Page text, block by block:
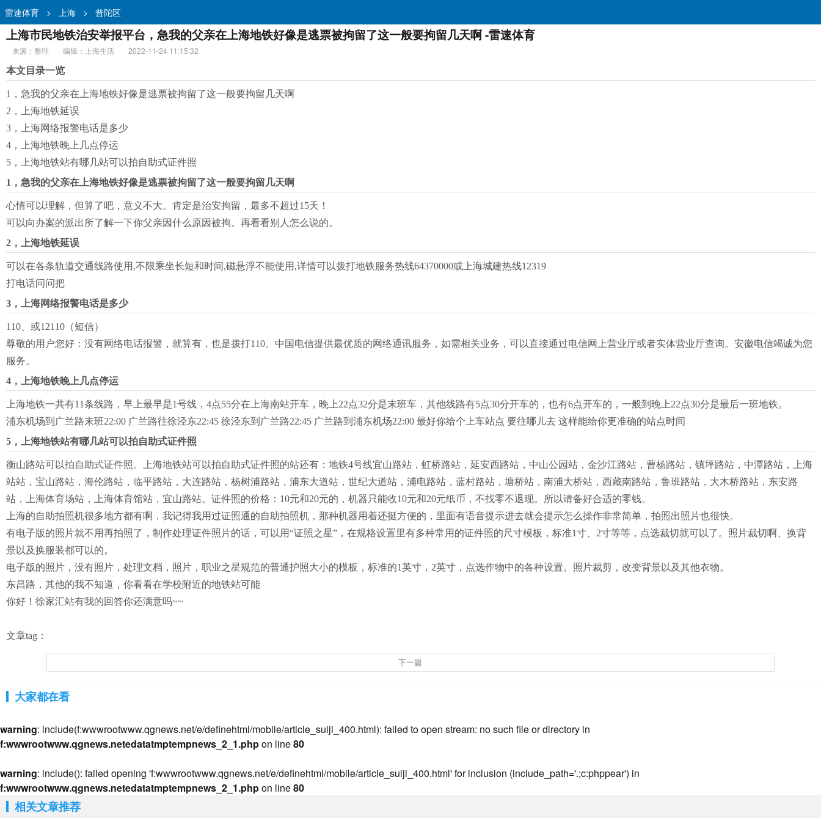
雷速体育 > 上海 > 普陀区
上海市民地铁治安举报平台，急我的父亲在上海地铁好像是逃票被拘留了这一般要拘留几天啊 -雷速体育
来源：整理 编辑：上海生活
2022-11-24 11:15:32
本文目录一览
1，急我的父亲在上海地铁好像是逃票被拘留了这一般要拘留几天啊
2，上海地铁延误
3，上海网络报警电话是多少
4，上海地铁晚上几点停运
5，上海地铁站有哪几站可以拍自助式证件照
1，急我的父亲在上海地铁好像是逃票被拘留了这一般要拘留几天啊
心情可以理解，但算了吧，意义不大。肯定是治安拘留，最多不超过15天！
可以向办案的派出所了解一下你父亲因什么原因被拘。再看看别人怎么说的。
2，上海地铁延误
可以在各条轨道交通线路使用,不限乘坐长短和时间,磁悬浮不能使用,详情可以拨打地铁服务热线64370000或上海城建热线12319
打电话问问把
3，上海网络报警电话是多少
110、或12110（短信）
尊敬的用户您好：没有网络电话报警，就算有，也是拨打110。中国电信提供最优质的网络通讯服务，如需相关业务，可以直接通过电信网上营业厅或者实体营业厅查询。安徽电信竭诚为您
服务。
4，上海地铁晚上几点停运
上海地铁一共有11条线路，早上最早是1号线，4点55分在上海南站开车，晚上22点32分是末班车，其他线路有5点30分开车的，也有6点开车的，一般到晚上22点30分是最后一班地铁。
浦东机场到广兰路末班22:00 广兰路往徐泾东22:45 徐泾东到广兰路22:45 广兰路到浦东机场22:00 最好你给个上车站点 要往哪儿去 这样能给你更准确的站点时间
5，上海地铁站有哪几站可以拍自助式证件照
衡山路站可以拍自助式证件照。上海地铁站可以拍自助式证件照的站还有：地铁4号线宜山路站，虹桥路站，延安西路站，中山公园站，金沙江路站，曹杨路站，镇坪路站，中潭路站，上海
站站，宝山路站，海伦路站，临平路站，大连路站，杨树浦路站，浦东大道站，世纪大道站，浦电路站，蓝村路站，塘桥站，南浦大桥站，西藏南路站，鲁班路站，大木桥路站，东安路
站，上海体育场站，上海体育馆站，宜山路站。证件照的价格：10元和20元的，机器只能收10元和20元纸币，不找零不退现。所以请备好合适的零钱。
上海的自助拍照机很多地方都有啊，我记得我用过证照通的自助拍照机，那种机器用着还挺方便的，里面有语音提示进去就会提示怎么操作非常简单，拍照出照片也很快。
有电子版的照片就不用再拍照了，制作处理证件照片的话，可以用“证照之星”，在规格设置里有多种常用的证件照的尺寸模板，标准1寸、2寸等等，点选裁切就可以了。照片裁切啊、换背
景以及换服装都可以的。
电子版的照片，没有照片，处理文档，照片，职业之星规范的普通护照大小的模板，标准的1英寸，2英寸，点选作物中的各种设置。照片裁剪，改变背景以及其他衣物。
东昌路，其他的我不知道，你看看在学校附近的地铁站可能
你好！徐家汇站有我的回答你还满意吗~~
文章tag：
下一篇
大家都在看
warning: include(f:wwwrootwww.qgnews.net/e/definehtml/mobile/article_suiji_400.html): failed to open stream: no such file or directory in
f:wwwrootwww.qgnews.netedatatmptempnews_2_1.phpon line80
warning: include(): failed opening 'f:wwwrootwww.qgnews.net/e/definehtml/mobile/article_suiji_400.html' for inclusion (include_path='.;c:phppear') in
f:wwwrootwww.qgnews.netedatatmptempnews_2_1.phpon line80
相关文章推荐